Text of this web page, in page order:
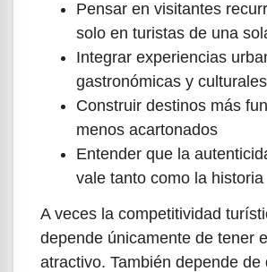
Pensar en visitantes
solo en turistas de una
Integrar experiencias
gastronómicas y culturales
Construir destinos más
menos acartonados
Entender que la
vale tanto como la historia
A veces la competitividad
depende únicamente de tener
atractivo. También depende de